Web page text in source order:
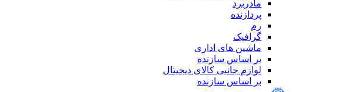
مادربرد
پردازنده
رم
گرافیک
ماشین های اداری
بر اساس سازنده
لوازم جانبی کالای دیجیتال
بر اساس سازنده